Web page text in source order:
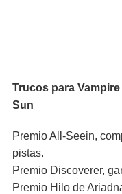
Trucos para
Sun
Premio All-Seein,
pistas.
Premio Discoverer,
Premio Hilo de